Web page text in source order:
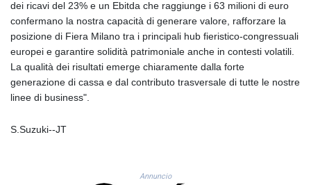
HRK 7.533413
HTG 150.826824
HUF 362.202869
IDR
20696.181862
ILS 3.470255
1588317.004451
dei ricavi del 23% e un Ebitda che raggiunge i 63 milioni di euro
confermano la nostra capacità di generare valore, rafforzare la
posizione di Fiera Milano tra i principali hub fieristico-congressuali
europei e garantire solidità patrimoniale anche in contesti volatili.
La qualità dei risultati emerge chiaramente dalla forte
generazione di cassa e dal contributo trasversale di tutte le nostre
linee di business".
S.Suzuki--JT
Annuncio